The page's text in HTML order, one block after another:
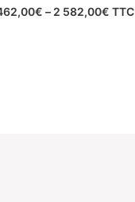
€ – 2 582,00€ TTC